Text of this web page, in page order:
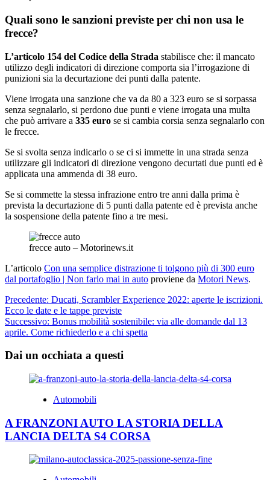
Quali sono le sanzioni previste per chi non usa le
frecce?
L’articolo 154 del Codice della Strada stabilisce che: il mancato
utilizzo degli indicatori di direzione comporta sia l’irrogazione di
punizioni sia la decurtazione dei punti dalla patente.
Viene irrogata una sanzione che va da 80 a 323 euro se si sorpassa
senza segnalarlo, si perdono due punti e viene irrogata una multa
che può arrivare a 335 euro se si cambia corsia senza segnalarlo con
le frecce.
Se si svolta senza indicarlo o se ci si immette in una strada senza
utilizzare gli indicatori di direzione vengono decurtati due punti ed è
applicata una ammenda di 38 euro.
Se si commette la stessa infrazione entro tre anni dalla prima è
prevista la decurtazione di 5 punti dalla patente ed è prevista anche
la sospensione della patente fino a tre mesi.
frecce auto – Motorinews.it
L’articolo Con una semplice distrazione ti tolgono più di 300 euro
dal portafoglio | Non farlo mai in auto proviene da Motori News.
Navigazione
articolo
Precedente: Ducati, Scrambler Experience 2022: aperte le iscrizioni.
Ecco le date e le tappe previste
Successivo: Bonus mobilità sostenibile: via alle domande dal 13
aprile. Come richiederlo e a chi spetta
Dai un occhiata a questi
Automobili
A FRANZONI AUTO LA STORIA DELLA
LANCIA DELTA S4 CORSA